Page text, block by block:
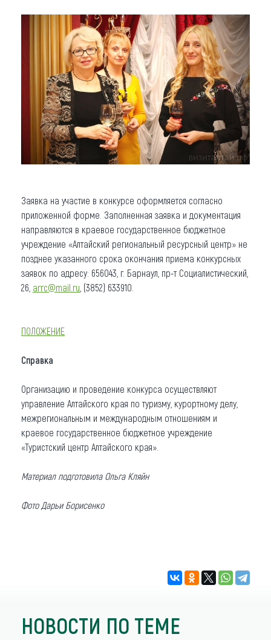
Заявка на участие в конкурсе оформляется согласно
приложенной форме. Заполненная заявка и документация
направляются в краевое государственное бюджетное
учреждение «Алтайский региональный ресурсный центр» не
позднее указанного срока окончания приема конкурсных
заявок по адресу: 656043, г. Барнаул, пр-т Социалистический,
26, arrc@mail.ru , (3852) 633910.
ПОЛОЖЕНИЕ
Справка
Организацию и проведение конкурса осуществляют
управление Алтайского края по туризму, курортному делу,
межрегиональным и международным отношениям и
краевое государственное бюджетное учреждение
«Туристский центр Алтайского края».
Материал подготовила Ольга Кляйн
Фото Дарьи Борисенко
НОВОСТИ ПО ТЕМЕ